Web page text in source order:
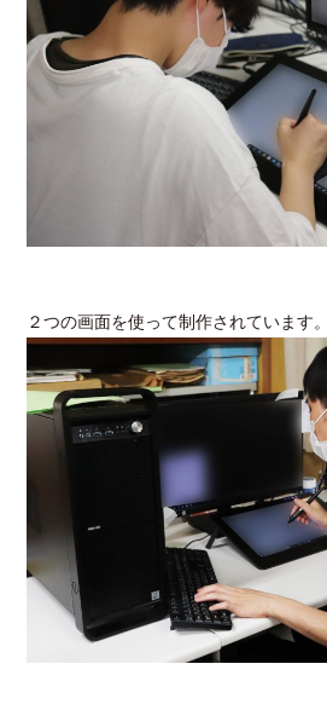
２つの画面を使って制作されています。